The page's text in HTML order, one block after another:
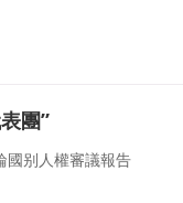
團”
别人權審議報告